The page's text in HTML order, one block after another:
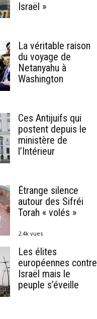
Israël »
La véritable raison
du voyage de
Netanyahu à
Washington
Ces Antijuifs qui
postent depuis le
ministère de
l’Intérieur
Étrange silence
autour des Sifréi
Torah « volés »
2.4k vues
Les élites
européennes contre
Israël mais le
peuple s’éveille